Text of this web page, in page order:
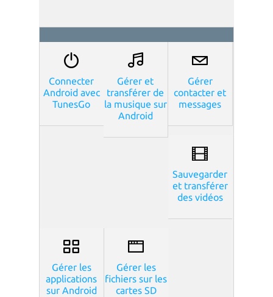
Connecter
Android avec
TunesGo
Gérer et
transférer de
la musique sur
Android
Gérer
contacter et
messages
Sauvegarder
et transférer
des vidéos
Gérer les
applications
sur Android
Gérer les
fichiers sur les
cartes SD